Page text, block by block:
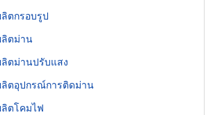
ตกรอบรูป
ตม่าน
ตม่านปรับแสง
ตอุปกรณ์การติดม่าน
ตโคมไฟ